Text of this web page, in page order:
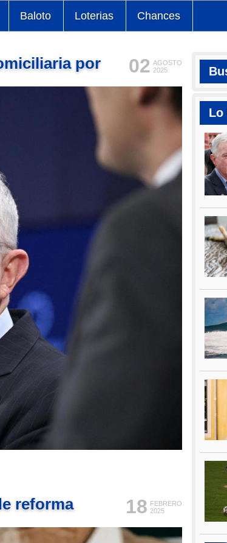
Baloto Loterias Chances
02 AGOSTO
2025
por
18 FEBRERO
2025
reforma
Lo